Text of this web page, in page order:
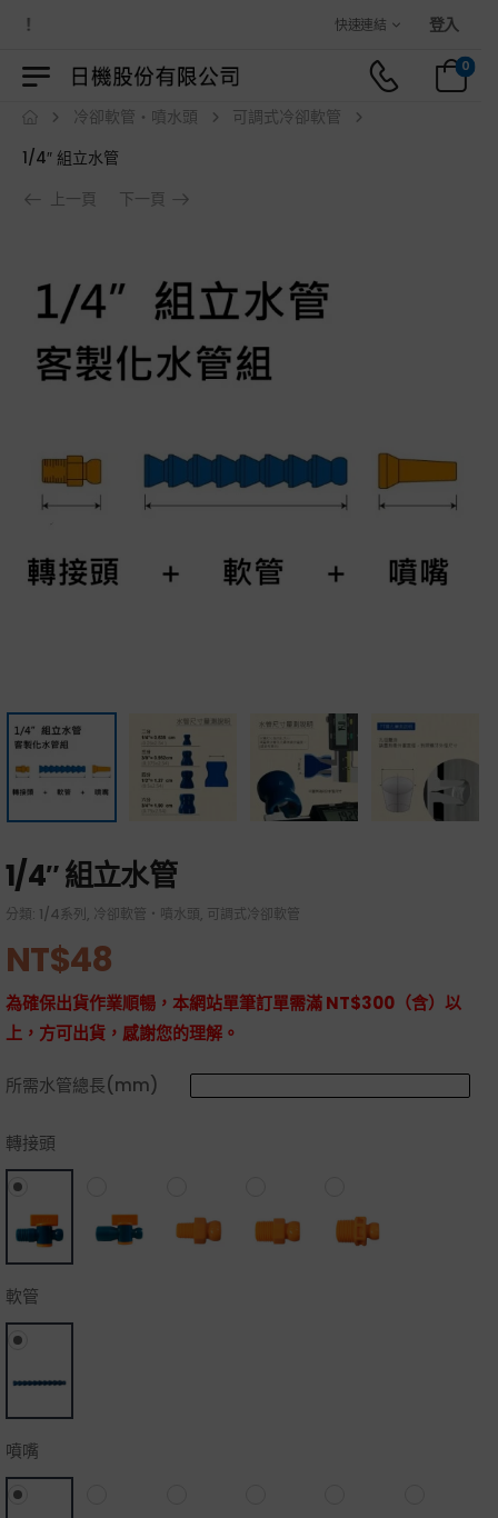
快速連結 登入
0
冷卻軟管・噴水頭
可調式冷卻軟管
1/4″ 組立水管
上一頁
下一頁
1/4″ 組立水管
分類: 1/4系列 , 冷卻軟管・噴水頭, 可調式冷卻軟管
NT$48
為確保出貨作業順暢，本網站單筆訂單需滿 NT$300（含）以
上，方可出貨，感謝您的理解。
所需水管總長(mm)
轉接頭
軟管
噴嘴